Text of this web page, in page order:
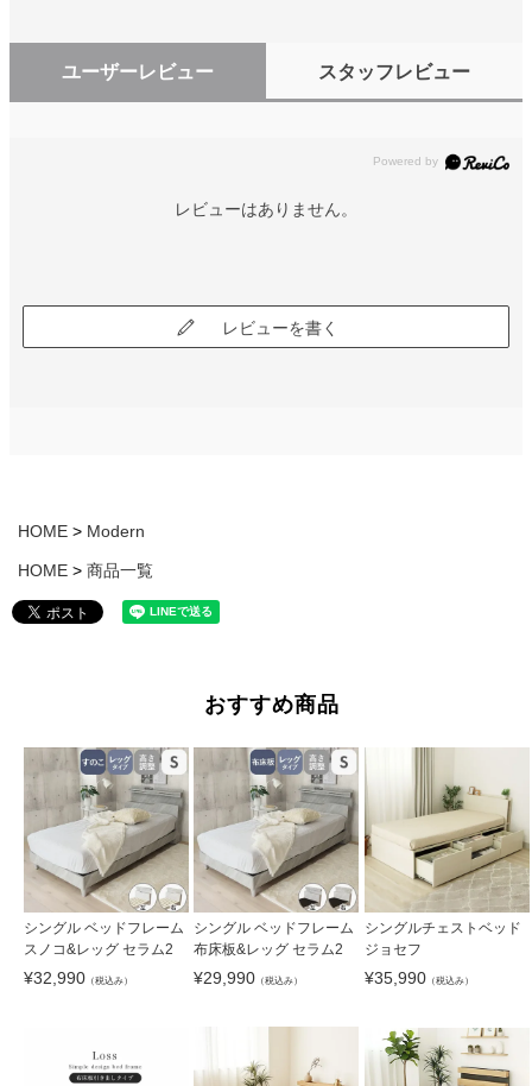
ユーザーレビュー スタッフレビュー
レビューはありません。
レビューを書く
HOME Modern
HOME 商品一覧
おすすめ商品
シングル ベッドフレーム
スノコ&レッグ セラム2
¥32,990 （税込み）
シングル ベッドフレーム
布床板&レッグ セラム2
¥29,990 （税込み）
シングルチェストベッド
ジョセフ
¥35,990（税込み）